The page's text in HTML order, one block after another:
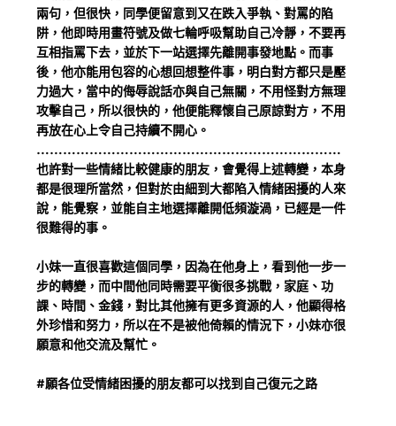
兩句，但很快，同學便留意到又在跌入爭執、對罵的陷
阱，他即時用畫符號及做七輪呼吸幫助自己冷靜，不要再
互相指罵下去，並於下一站選擇先離開事發地點。而事
後，他亦能用包容的心想回想整件事，明白對方都只是壓
力過大，當中的侮辱說話亦與自己無關，不用怪對方無理
攻擊自己，所以很快的，他便能釋懷自己原諒對方，不用
再放在心上令自己持續不開心。
……………………………………………………………
也許對一些情緒比較健康的朋友，會覺得上述轉變，本身
都是很理所當然，但對於由細到大都陷入情緒困擾的人來
說，能覺察，並能自主地選擇離開低頻漩渦，已經是一件
很難得的事。
小妹一直很喜歡這個同學，因為在他身上，看到他一步一
步的轉變，而中間他同時需要平衡很多挑戰，家庭、功
課、時間、金錢，對比其他擁有更多資源的人，他顯得格
外珍惜和努力，所以在不是被他倚賴的情況下，小妹亦很
願意和他交流及幫忙。
#願各位受情緒困擾的朋友都可以找到自己復元之路